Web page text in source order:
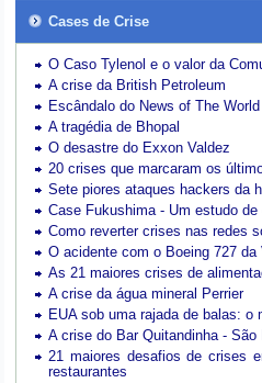
Cases de Crise
O Caso Tylenol e o valor da
A crise da British Petroleum
Escândalo do News of The World
A tragédia de Bhopal
O desastre do Exxon Valdez
20 crises que marcaram os
Sete piores ataques hackers da
Case Fukushima - Um estudo de
Como reverter crises nas redes
O acidente com o Boeing 727 da
As 21 maiores crises de
A crise da água mineral Perrier
EUA sob uma rajada de balas:
A crise do Bar Quitandinha - São
21 maiores desafios de crises
restaurantes